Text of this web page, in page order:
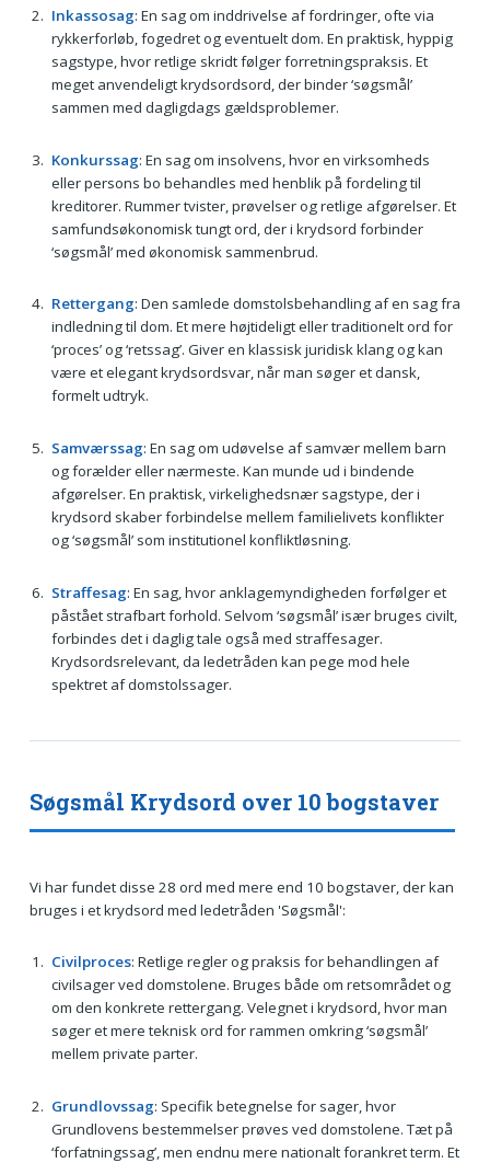
Inkassosag: En sag om inddrivelse af fordringer, ofte via
rykkerforløb, fogedret og eventuelt dom. En praktisk, hyppig
sagstype, hvor retlige skridt følger forretningspraksis. Et
meget anvendeligt krydsordsord, der binder ‘søgsmål’
sammen med dagligdags gældsproblemer.
Konkurssag: En sag om insolvens, hvor en virksomheds
eller persons bo behandles med henblik på fordeling til
kreditorer. Rummer tvister, prøvelser og retlige afgørelser. Et
samfundsøkonomisk tungt ord, der i krydsord forbinder
‘søgsmål’ med økonomisk sammenbrud.
Rettergang: Den samlede domstolsbehandling af en sag fra
indledning til dom. Et mere højtideligt eller traditionelt ord for
‘proces’ og ‘retssag’. Giver en klassisk juridisk klang og kan
være et elegant krydsordsvar, når man søger et dansk,
formelt udtryk.
Samværssag: En sag om udøvelse af samvær mellem barn
og forælder eller nærmeste. Kan munde ud i bindende
afgørelser. En praktisk, virkelighedsnær sagstype, der i
krydsord skaber forbindelse mellem familielivets konflikter
og ‘søgsmål’ som institutionel konfliktløsning.
Straffesag: En sag, hvor anklagemyndigheden forfølger et
påstået strafbart forhold. Selvom ‘søgsmål’ især bruges civilt,
forbindes det i daglig tale også med straffesager.
Krydsordsrelevant, da ledetråden kan pege mod hele
spektret af domstolssager.
Søgsmål Krydsord over 10 bogstaver
Vi har fundet disse 28 ord med mere end 10 bogstaver, der kan
bruges i et krydsord med ledetråden 'Søgsmål':
Civilproces: Retlige regler og praksis for behandlingen af
civilsager ved domstolene. Bruges både om retsområdet og
om den konkrete rettergang. Velegnet i krydsord, hvor man
søger et mere teknisk ord for rammen omkring ‘søgsmål’
mellem private parter.
Grundlovssag: Specifik betegnelse for sager, hvor
Grundlovens bestemmelser prøves ved domstolene. Tæt på
‘forfatningssag’, men endnu mere nationalt forankret term. Et